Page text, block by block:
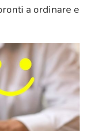
a ordinare e